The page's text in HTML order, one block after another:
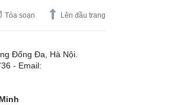
Tòa soạn Lên đầu trang
Đống Đa, Hà Nội.
- Email: